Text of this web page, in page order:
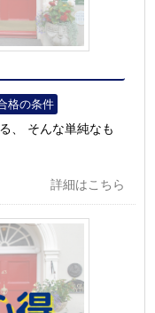
格の条件
、 そんな単純なも
詳細はこちら